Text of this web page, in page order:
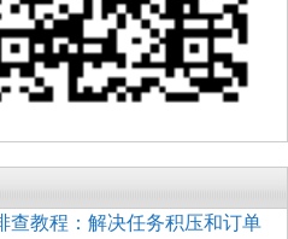
查教程：解决任务积压和订单